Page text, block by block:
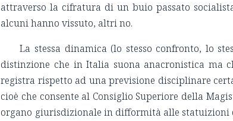
attraverso la cifratura di un buio passato
alcuni hanno vissuto, altri no.
La stessa dinamica (lo stesso confronto, lo
distinzione che in Italia suona anacronistica ma
registra rispetto ad una previsione disciplinare
cioè che consente al Consiglio Superiore della
organo giurisdizionale in difformità alle statuizioni